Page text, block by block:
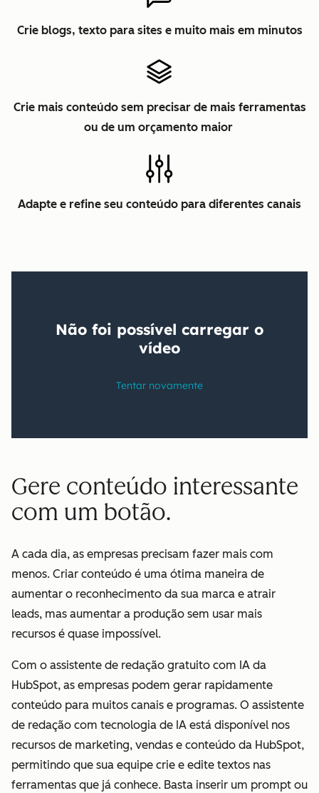
Crie blogs, texto para sites e muito mais em minutos
Crie mais conteúdo sem precisar de mais ferramentas
ou de um orçamento maior
Adapte e refine seu conteúdo para diferentes canais
Gere conteúdo interessante
com um botão.
A cada dia, as empresas precisam fazer mais com
menos. Criar conteúdo é uma ótima maneira de
aumentar o reconhecimento da sua marca e atrair
leads, mas aumentar a produção sem usar mais
recursos é quase impossível.
Com o assistente de redação gratuito com IA da
HubSpot, as empresas podem gerar rapidamente
conteúdo para muitos canais e programas. O assistente
de redação com tecnologia de IA está disponível nos
recursos de marketing, vendas e conteúdo da HubSpot,
permitindo que sua equipe crie e edite textos nas
ferramentas que já conhece. Basta inserir um prompt ou